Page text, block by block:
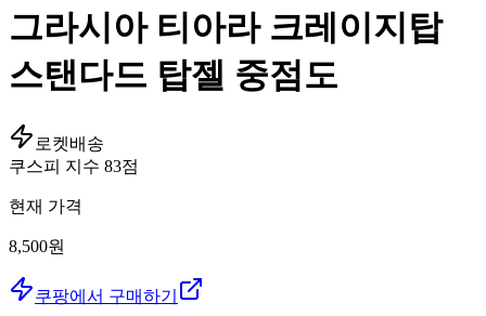
그라시아 티아라 크레이지탑
스탠다드 탑젤 중점도
로켓배송
쿠스피 지수 83점
현재 가격
8,500원
쿠팡에서 구매하기